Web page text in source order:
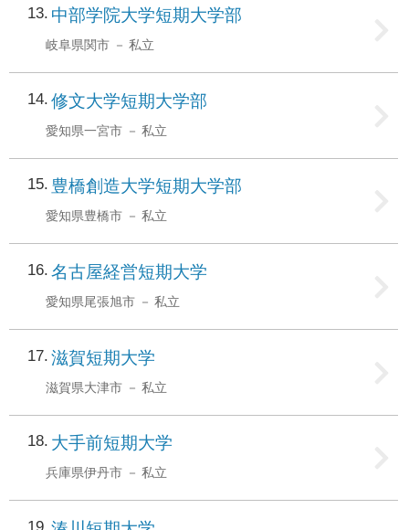
13 中部学院大学短期大学部
岐阜県関市 私立
14 修文大学短期大学部
愛知県一宮市 私立
15 豊橋創造大学短期大学部
愛知県豊橋市 私立
16 名古屋経営短期大学
愛知県尾張旭市 私立
17 滋賀短期大学
滋賀県大津市 私立
18 大手前短期大学
兵庫県伊丹市 私立